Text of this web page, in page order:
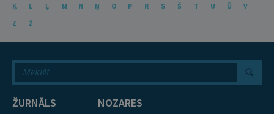
Ķ
L Ļ M N Ņ O P R S Š T U Ū
V
Z
Ž
ŽURNĀLS
NOZARES